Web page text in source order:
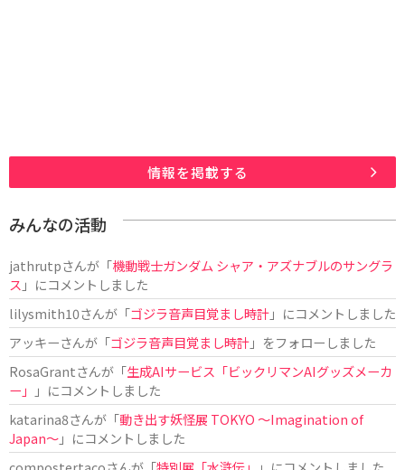
情報を掲載する
みんなの活動
jathrutpさんが「機動戦士ガンダム シャア・アズナブルのサングラ
ス 」にコメントしました
lilysmith10さんが「ゴジラ音声目覚まし時計」にコメントしました
アッキーさんが「ゴジラ音声目覚まし時計」をフォローしました
RosaGrantさんが「生成AIサービス「ビックリマンAIグッズメーカ
ー」
」にコメントしました
katarina8さんが「動き出す妖怪展 TOKYO 〜Imagination of
Japan〜」にコメントしました